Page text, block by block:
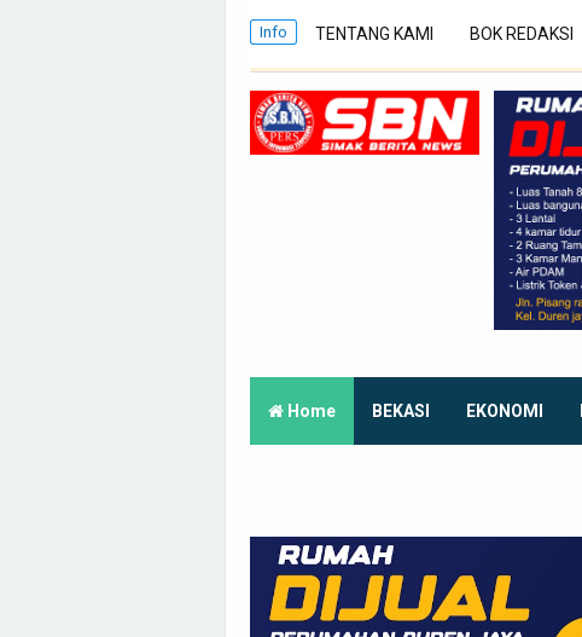
Info TENTANG KAMI BOK REDAKSI
Home BEKASI EKONOMI